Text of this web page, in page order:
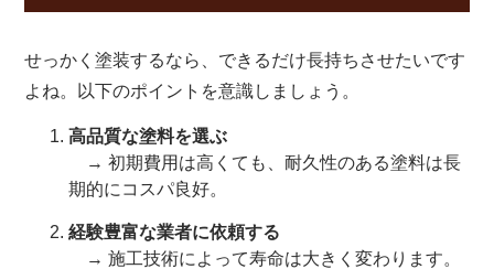
せっかく塗装するなら、できるだけ長持ちさせたいです
よね。以下のポイントを意識しましょう。
高品質な塗料を選ぶ
→ 初期費用は高くても、耐久性のある塗料は長
期的にコスパ良好。
経験豊富な業者に依頼する
→ 施工技術によって寿命は大きく変わります。